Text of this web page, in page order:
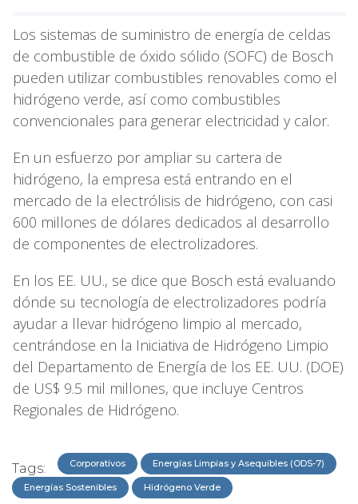
Los sistemas de suministro de energía de celdas
de combustible de óxido sólido (SOFC) de Bosch
pueden utilizar combustibles renovables como el
hidrógeno verde, así como combustibles
convencionales para generar electricidad y calor.
En un esfuerzo por ampliar su cartera de
hidrógeno, la empresa está entrando en el
mercado de la electrólisis de hidrógeno, con casi
600 millones de dólares dedicados al desarrollo
de componentes de electrolizadores.
En los EE. UU., se dice que Bosch está evaluando
dónde su tecnología de electrolizadores podría
ayudar a llevar hidrógeno limpio al mercado,
centrándose en la Iniciativa de Hidrógeno Limpio
del Departamento de Energía de los EE. UU. (DOE)
de US$ 9.5 mil millones, que incluye Centros
Regionales de Hidrógeno.
Tags: Corporativos Energías Limpias y Asequibles (ODS-7)
Energías Sostenibles Hidrógeno Verde